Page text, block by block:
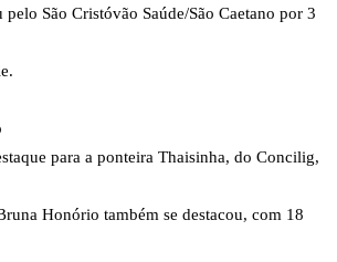
pelo São Cristóvão Saúde/São Caetano por 3
para a ponteira Thaisinha, do Concilig,
Honório também se destacou, com 18